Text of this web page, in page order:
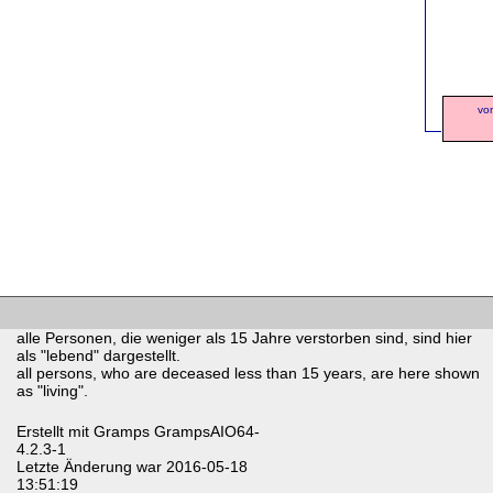
alle Personen, die weniger als 15 Jahre verstorben sind, sind hier
als "lebend" dargestellt.
all persons, who are deceased less than 15 years, are here shown
as "living".
Erstellt mit Gramps GrampsAIO64-
4.2.3-1
Letzte Änderung war 2016-05-18
13:51:19